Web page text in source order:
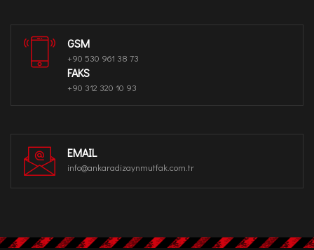
GSM
+90 530 961 38 73
FAKS
+90 312 320 10 93
EMAIL
info@ankaradizaynmutfak.com.tr